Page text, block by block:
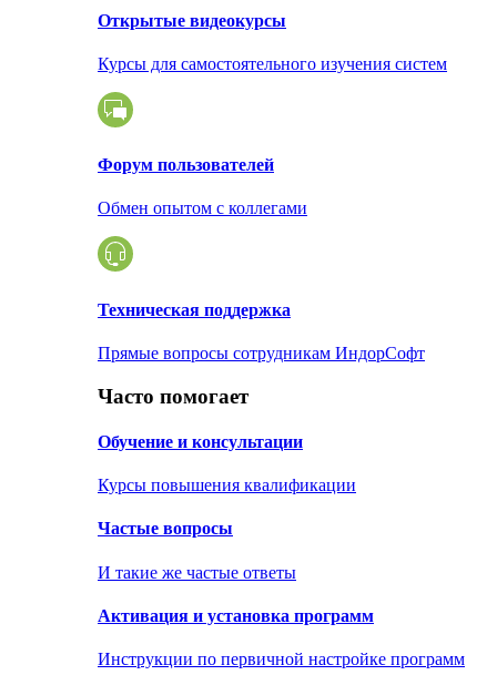
Открытые видеокурсы
Курсы для самостоятельного изучения систем
Форум пользователей
Обмен опытом с коллегами
Техническая поддержка
Прямые вопросы сотрудникам ИндорСофт
Часто помогает
Обучение и консультации
Курсы повышения квалификации
Частые вопросы
И такие же частые ответы
Активация и установка программ
Инструкции по первичной настройке программ